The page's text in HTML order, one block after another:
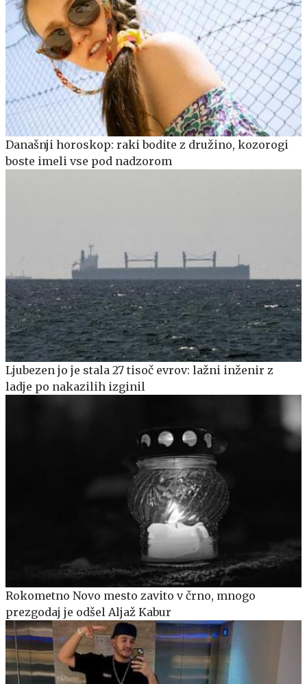
Današnji horoskop: raki bodite z družino, kozorogi
boste imeli vse pod nadzorom
Ljubezen jo je stala 27 tisoč evrov: lažni inženir z
ladje po nakazilih izginil
Rokometno Novo mesto zavito v črno, mnogo
prezgodaj je odšel Aljaž Kabur